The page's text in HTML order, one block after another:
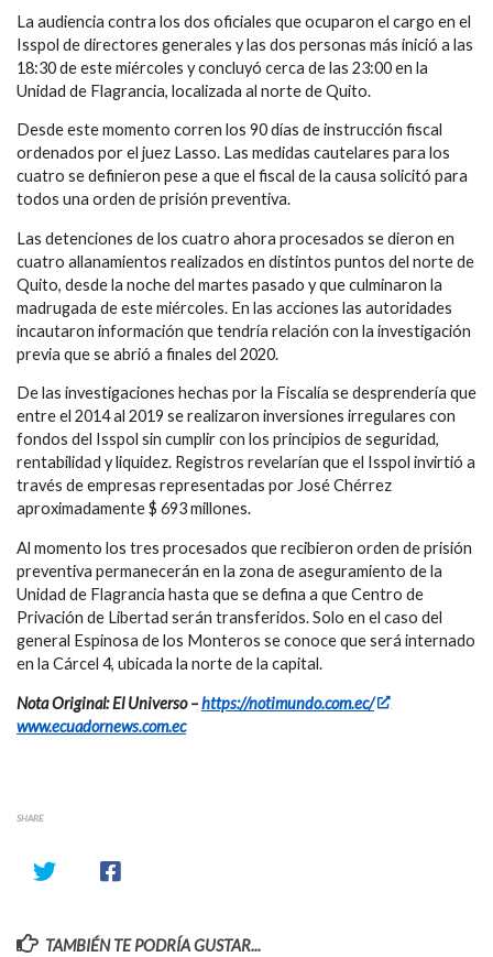
La audiencia contra los dos oficiales que ocuparon el cargo en el
Isspol de directores generales y las dos personas más inició a las
18:30 de este miércoles y concluyó cerca de las 23:00 en la
Unidad de Flagrancia, localizada al norte de Quito.
Desde este momento corren los 90 días de instrucción fiscal
ordenados por el juez Lasso. Las medidas cautelares para los
cuatro se definieron pese a que el fiscal de la causa solicitó para
todos una orden de prisión preventiva.
Las detenciones de los cuatro ahora procesados se dieron en
cuatro allanamientos realizados en distintos puntos del norte de
Quito, desde la noche del martes pasado y que culminaron la
madrugada de este miércoles. En las acciones las autoridades
incautaron información que tendría relación con la investigación
previa que se abrió a finales del 2020.
De las investigaciones hechas por la Fiscalía se desprendería que
entre el 2014 al 2019 se realizaron inversiones irregulares con
fondos del Isspol sin cumplir con los principios de seguridad,
rentabilidad y liquidez. Registros revelarían que el Isspol invirtió a
través de empresas representadas por José Chérrez
aproximadamente $ 693 millones.
Al momento los tres procesados que recibieron orden de prisión
preventiva permanecerán en la zona de aseguramiento de la
Unidad de Flagrancia hasta que se defina a que Centro de
Privación de Libertad serán transferidos. Solo en el caso del
general Espinosa de los Monteros se conoce que será internado
en la Cárcel 4, ubicada la norte de la capital.
Nota Original: El Universo –https://notimundo.com.ec/
www.ecuadornews.com.ec
SHARE
TAMBIÉN TE PODRÍA GUSTAR...